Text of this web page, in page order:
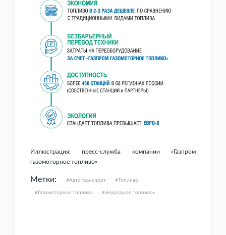
Иллюстрация: пресс-служба компании «Газпром
газомоторное топливо»
Метки: Автотранспорт Топливо
Газомоторное топливо «Народное топливо»